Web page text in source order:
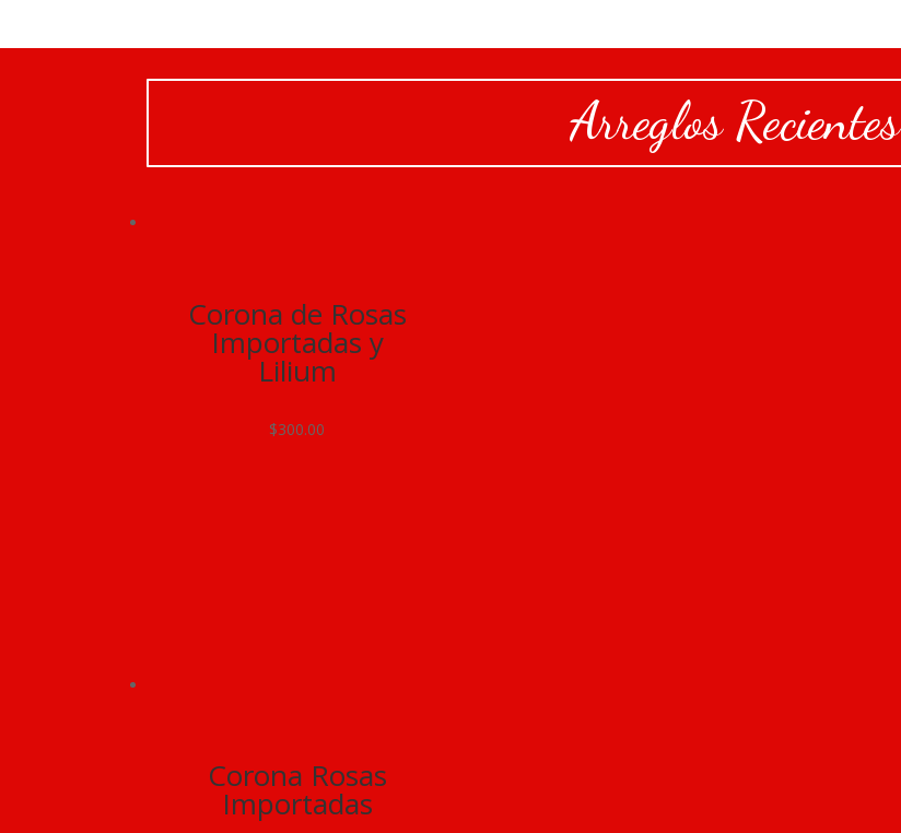
Arreglos Recientes
Corona de Rosas
Importadas y
Lilium
$300.00
Corona Rosas
Importadas